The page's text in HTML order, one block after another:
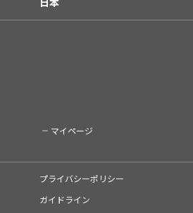
マイページ
プライバシーポリシー
ガイドライン